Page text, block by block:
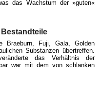
das Wachstum der »guten«
Braeburn, Fuji, Gala, Golden
Substanzen übertreffen.
das Verhältnis der
war mit dem von schlanken